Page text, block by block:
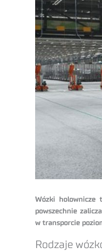
Wózki holownicze
powszechnie
w transporcie
Rodzaje